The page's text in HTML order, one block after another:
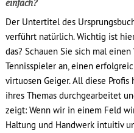
einfach?
Der Untertitel des
verführt natürlich. Wichtig ist hier
das? Schauen Sie sich mal
Tennisspieler an, einen
virtuosen Geiger. All diese
ihres Themas durchgearbeitet
zeigt: Wenn wir in einem Feld
Haltung und Handwerk intuitiv